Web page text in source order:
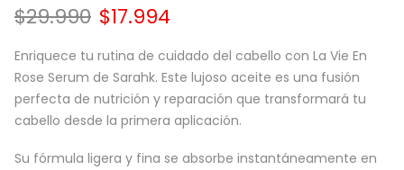
$29.990 $17.994
Enriquece tu rutina de cuidado del cabello con La Vie En
Rose Serum de Sarahk. Este lujoso aceite es una fusión
perfecta de nutrición y reparación que transformará tu
cabello desde la primera aplicación.
Su fórmula ligera y fina se absorbe instantáneamente en